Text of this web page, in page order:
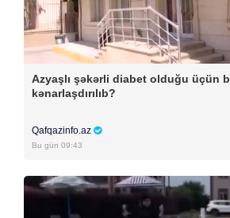
Azyaşlı şəkərli diabet olduğu üçün
kənarlaşdırılıb?
Qafqazinfo.az
Bu gün 09:43